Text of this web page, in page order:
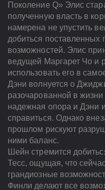
Поколение Q» Элис
полученную власть в
намерена не упустить
добиться поставленных
возможностей. Элис
ведущей Маргарет Чо и
использовать его в
Дэни волнуется о
разочарованной в
надежная опора и Дэни
справиться. Однако
прошлом рискуют
ними баланс.
Шейн стремится
Тесс, ощущая, что
грандиозные
Финли делают все